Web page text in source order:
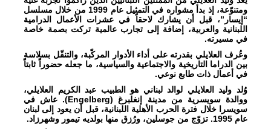
ومتنوّعة، إذ بدأ مشواره في التمثيل عام 1999 من خلال مسلسل
“إيسار”، قبل أن يشارك لاحقاً في عشرات الأعمال الدرامية
اللبنانية والعربية، إضافة إلى تجارب عالمية تركت بصمة خاصة
في مسيرته.
وعُرف العلايلي بقدرته على أداء الأدوار المركّبة، والتنقّل بسلاسة
بين الدراما التاريخية والاجتماعية والسياسية، ما جعله حضوراً ثابتاً
في أعمال ذات طابع نوعي.
وُلد وليد العلايلي لوالد لبناني هو الطبيب عبد الكريم العلايلي،
ووالدة سويسرية من مدينة إنغلبرغ (Engelberg). عاش في
سويسرا خلال فترة الحرب الأهلية اللبنانية، قبل أن يعود إلى لبنان
عام 1995. تزوّج من جوسلين، ورُزق منها بولديه تيمور وشهرزاد.